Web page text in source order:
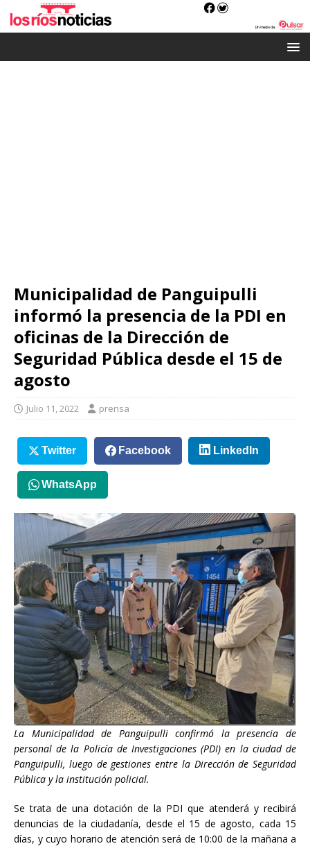
Municipalidad de Panguipulli
informó la presencia de la PDI en
oficinas de la Dirección de
Seguridad Pública desde el 15 de
agosto
Julio 11, 2022 prensa
Twitter Facebook LinkedIn
WhatsApp
La Municipalidad de Panguipulli confirmó la presencia de
personal de la Policía de Investigaciones (PDI) en la ciudad de
Panguipulli, luego de gestiones entre la Dirección de Seguridad
Pública y la institución policial.
Se trata de una dotación de la PDI que atenderá y recibirá
denuncias de la ciudadanía, desde el 15 de agosto, cada 15
días, y cuyo horario de atención será de 10:00 de la mañana a